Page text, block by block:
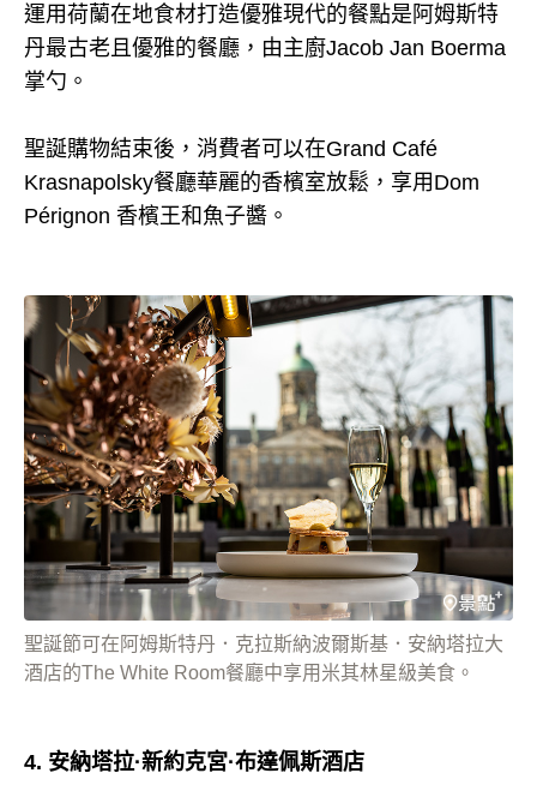
運用荷蘭在地食材打造優雅現代的餐點是阿姆斯特
丹最古老且優雅的餐廳，由主廚Jacob Jan Boerma
掌勺。
聖誕購物結束後，消費者可以在Grand Café
Krasnapolsky餐廳華麗的香檳室放鬆，享用Dom
Pérignon 香檳王和魚子醬。
聖誕節可在阿姆斯特丹．克拉斯納波爾斯基．安納塔拉大
酒店的The White Room餐廳中享用米其林星級美食。
4. 安納塔拉·新約克宮·布達佩斯酒店